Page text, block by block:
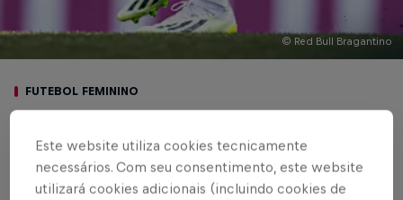
© Red Bull Bragantino
FUTEBOL FEMININO
Red Bull Bragantino
volta a vencer o
Este website utiliza cookies tecnicamente
necessários. Com seu consentimento, este website
utilizará cookies adicionais (incluindo cookies de